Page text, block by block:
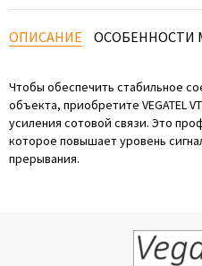
ОПИСАНИЕ ОСОБЕННОСТИ
Чтобы обеспечить стабильное
объекта, приобретите VEGATEL
усиления сотовой связи. Это
которое повышает уровень
прерывания.